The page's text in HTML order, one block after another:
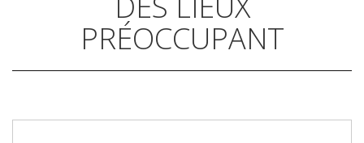
PRÉOCCUPANT